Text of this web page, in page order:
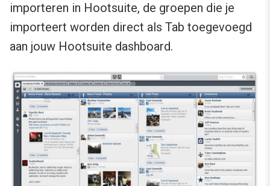
importeren in Hootsuite, de groepen die je
importeert worden direct als Tab toegevoegd
aan jouw Hootsuite dashboard.